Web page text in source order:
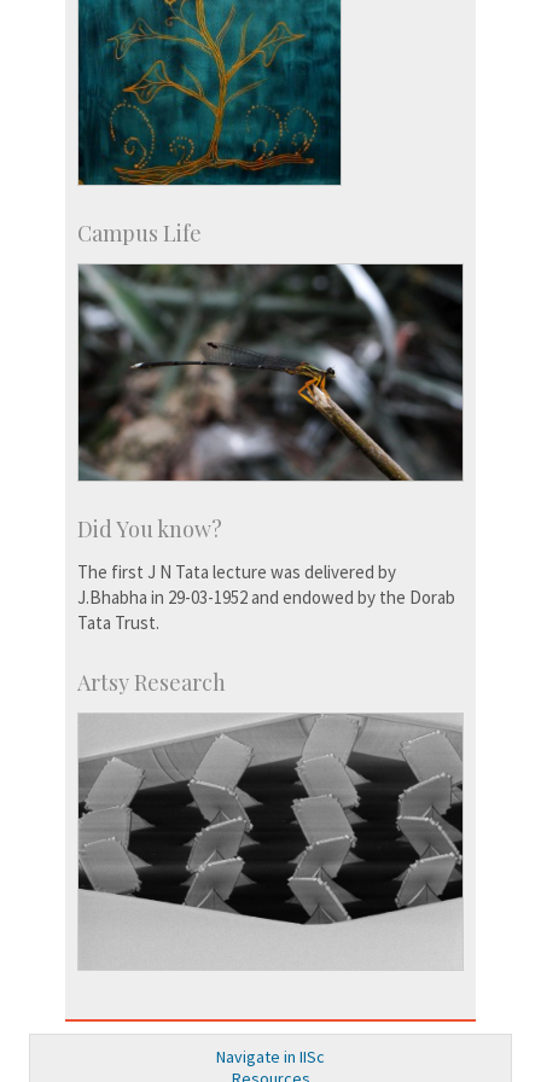
Campus Life
Did You know?
The first J N Tata lecture was delivered by
J.Bhabha in 29-03-1952 and endowed by the Dorab
Tata Trust.
Artsy Research
Navigate in IISc